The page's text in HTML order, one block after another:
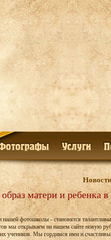
матери и ребенка
нашей фотошколы - становятся
мы открываем на нашем сайте новую
учеников. Мы гордимся ими и